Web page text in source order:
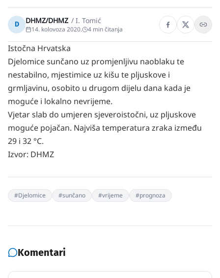
D DHMZ/DHMZ / I. Tomić
14. kolovoza 2020. 4 min čitanja
Istočna Hrvatska
Djelomice sunčano uz promjenljivu naoblaku te
nestabilno, mjestimice uz kišu te pljuskove i
grmljavinu, osobito u drugom dijelu dana kada je
moguće i lokalno nevrijeme.
Vjetar slab do umjeren sjeveroistočni, uz pljuskove
moguće pojačan. Najviša temperatura zraka između
29 i 32 °C.
Izvor: DHMZ
#Djelomice #sunčano #vrijeme #prognoza
Komentari